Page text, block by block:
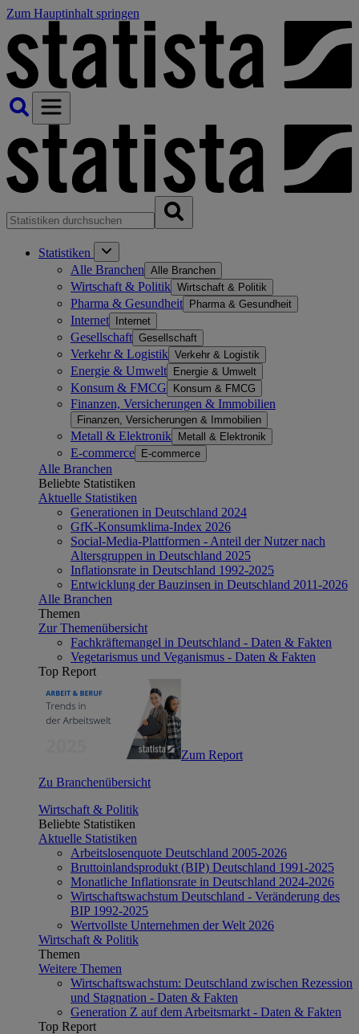
Zum Hauptinhalt springen
Statistiken
Alle Branchen Alle Branchen
Wirtschaft & Politik Wirtschaft & Politik
Pharma & Gesundheit Pharma & Gesundheit
Internet Internet
Gesellschaft Gesellschaft
Verkehr & Logistik Verkehr & Logistik
Energie & Umwelt Energie & Umwelt
Konsum & FMCG Konsum & FMCG
Finanzen, Versicherungen & Immobilien
Finanzen, Versicherungen & Immobilien
Metall & Elektronik Metall & Elektronik
E-commerce E-commerce
Alle Branchen
Beliebte Statistiken
Aktuelle Statistiken
Generationen in Deutschland 2024
GfK-Konsumklima-Index 2026
Social-Media-Plattformen - Anteil der Nutzer nach
Altersgruppen in Deutschland 2025
Inflationsrate in Deutschland 1992-2025
Entwicklung der Bauzinsen in Deutschland 2011-2026
Alle Branchen
Themen
Zur Themenübersicht
Fachkräftemangel in Deutschland - Daten & Fakten
Vegetarismus und Veganismus - Daten & Fakten
Top Report
Zum Report
Zu Branchenübersicht
Wirtschaft & Politik
Beliebte Statistiken
Aktuelle Statistiken
Arbeitslosenquote Deutschland 2005-2026
Bruttoinlandsprodukt (BIP) Deutschland 1991-2025
Monatliche Inflationsrate in Deutschland 2024-2026
Wirtschaftswachstum Deutschland - Veränderung des
BIP 1992-2025
Wertvollste Unternehmen der Welt 2026
Wirtschaft & Politik
Themen
Weitere Themen
Wirtschaftswachstum: Deutschland zwischen Rezession
und Stagnation - Daten & Fakten
Generation Z auf dem Arbeitsmarkt - Daten & Fakten
Top Report